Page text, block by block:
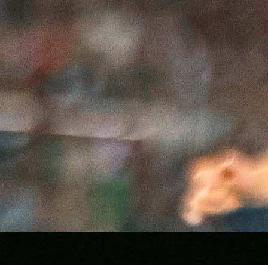
Bordo tim je optužio pomenuti sudački kvartet –
Kazlagića, Hušidića i Nanića – za, kako
naveli,“najbrutalnije iživljavanje nad ekipom
Sarajevo ove sezone”, te zvanično zatražio
trajnu suspenziju.
“Njihovo iživljavanje prešlo je svaku mjeru.
mora stati u kraj,”poručeno je iz kluba.
Sarajevo je također zatražilo audio snimke iz VAR
no još uvijek nije poznato da li će ih i dobiti.
Kako pišeSportSport.ba , sezona je za Halkića i
najvjerovatnije završena, a pitanje je hoće li se više
pojaviti na terenima elitnog bh. fudbala.